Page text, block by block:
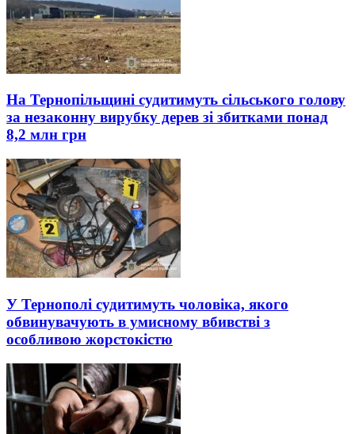
На Тернопільщині судитимуть сільського голову
за незаконну вирубку дерев зі збитками понад
8,2 млн грн
У Тернополі судитимуть чоловіка, якого
обвинувачують в умисному вбивстві з
особливою жорстокістю